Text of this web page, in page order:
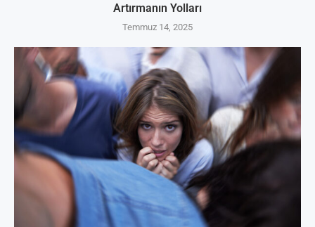
Artırmanın Yolları
Temmuz 14, 2025